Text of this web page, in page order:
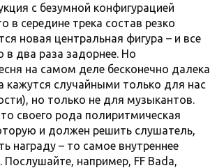
с безумной конфигурацией
в середине трека состав резко
новая центральная фигура – и все
в два раза задорнее. Но
на самом деле бесконечно далека
кажутся случайными только для нас
но только не для музыкантов.
своего рода полиритмическая
и должен решить слушатель,
награду – то самое внутреннее
Послушайте, например, FF Bada,